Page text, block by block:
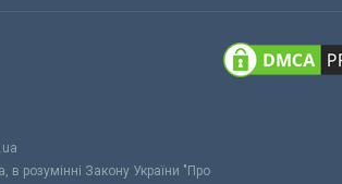
розумінні Закону України "Про